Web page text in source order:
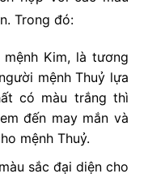
Trong đó:
Kim, là tương
mệnh Thuỷ lựa
có màu trắng thì
đến may mắn và
mệnh Thuỷ.
sắc đại diện cho